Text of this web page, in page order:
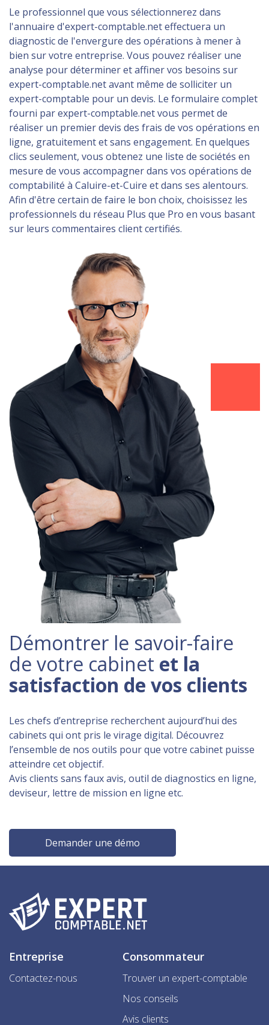
Le professionnel que vous sélectionnerez dans
l'annuaire d'expert-comptable.net effectuera un
diagnostic de l'envergure des opérations à mener à
bien sur votre entreprise. Vous pouvez réaliser une
analyse pour déterminer et affiner vos besoins sur
expert-comptable.net avant même de solliciter un
expert-comptable pour un devis. Le formulaire complet
fourni par expert-comptable.net vous permet de
réaliser un premier devis des frais de vos opérations en
ligne, gratuitement et sans engagement. En quelques
clics seulement, vous obtenez une liste de sociétés en
mesure de vous accompagner dans vos opérations de
comptabilité à Caluire-et-Cuire et dans ses alentours.
Afin d'être certain de faire le bon choix, choisissez les
professionnels du réseau Plus que Pro en vous basant
sur leurs commentaires client certifiés.
Démontrer le savoir-faire
de votre cabinet et la
satisfaction de vos clients
Les chefs d’entreprise recherchent aujourd’hui des
cabinets qui ont pris le virage digital. Découvrez
l’ensemble de nos outils pour que votre cabinet puisse
atteindre cet objectif.
Avis clients sans faux avis, outil de diagnostics en ligne,
deviseur, lettre de mission en ligne etc.
Demander une démo
Entreprise
Contactez-nous
Consommateur
Trouver un expert-comptable
Nos conseils
Avis clients